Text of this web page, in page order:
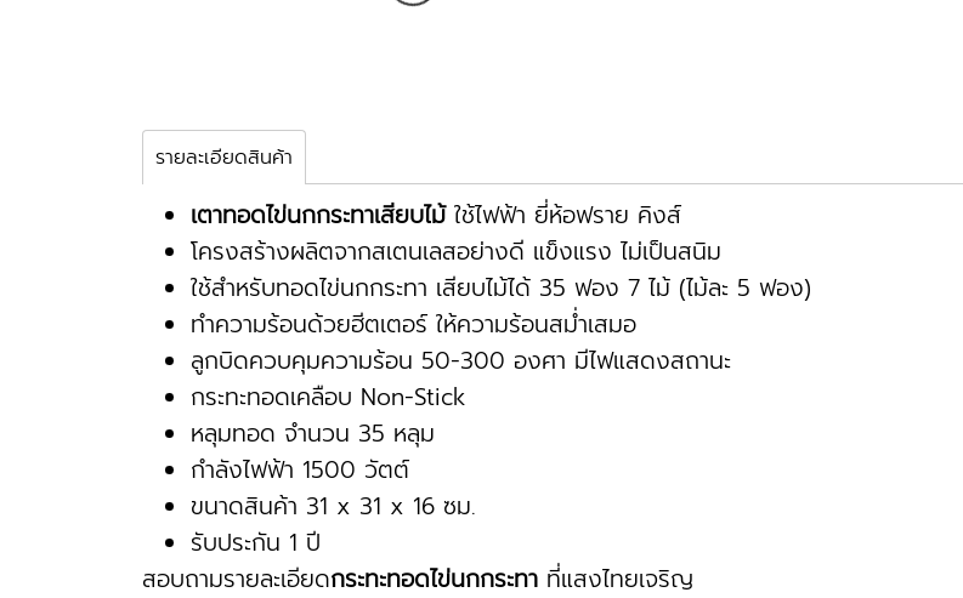
รายละเอียดสินค้า
เตาทอดไข่นกกระทาเสียบไม้ใช้ไฟฟ้า ยี่ห้อฟราย คิงส์
โครงสร้างผลิตจากสเตนเลสอย่างดี แข็งแรง ไม่เป็นสนิม
ใช้สำหรับทอดไข่นกกระทา เสียบไม้ได้ 35 ฟอง 7 ไม้ (ไม้ละ 5 ฟอง)
ทำความร้อนด้วยฮีตเตอร์ ให้ความร้อนสม่ำเสมอ
ลูกบิดควบคุมความร้อน 50-300 องศา มีไฟแสดงสถานะ
กระทะทอดเคลือบ Non-Stick
หลุมทอด จำนวน 35 หลุม
กำลังไฟฟ้า 1500 วัตต์
ขนาดสินค้า 31 x 31 x 16 ซม.
รับประกัน 1 ปี
สอบถามรายละเอียดกระทะทอดไข่นกกระทา ที่แสงไทยเจริญ